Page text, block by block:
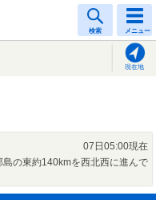
検索 メニュー
現在地
07日05:00現在
の東約140kmを西北西に進んで